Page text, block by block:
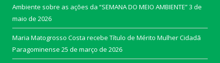
Ambiente sobre as ações da “SEMANA DO MEIO AMBIENTE”3 de
maio de 2026
Maria Matogrosso Costa recebe Título de Mérito Mulher Cidadã
Paragominense 25 de março de 2026